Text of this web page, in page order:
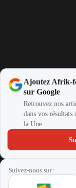
Ajoutez Afrik-
sur Google
Retrouvez nos
dans vos résultats
la Une.
Suivez-nous sur :